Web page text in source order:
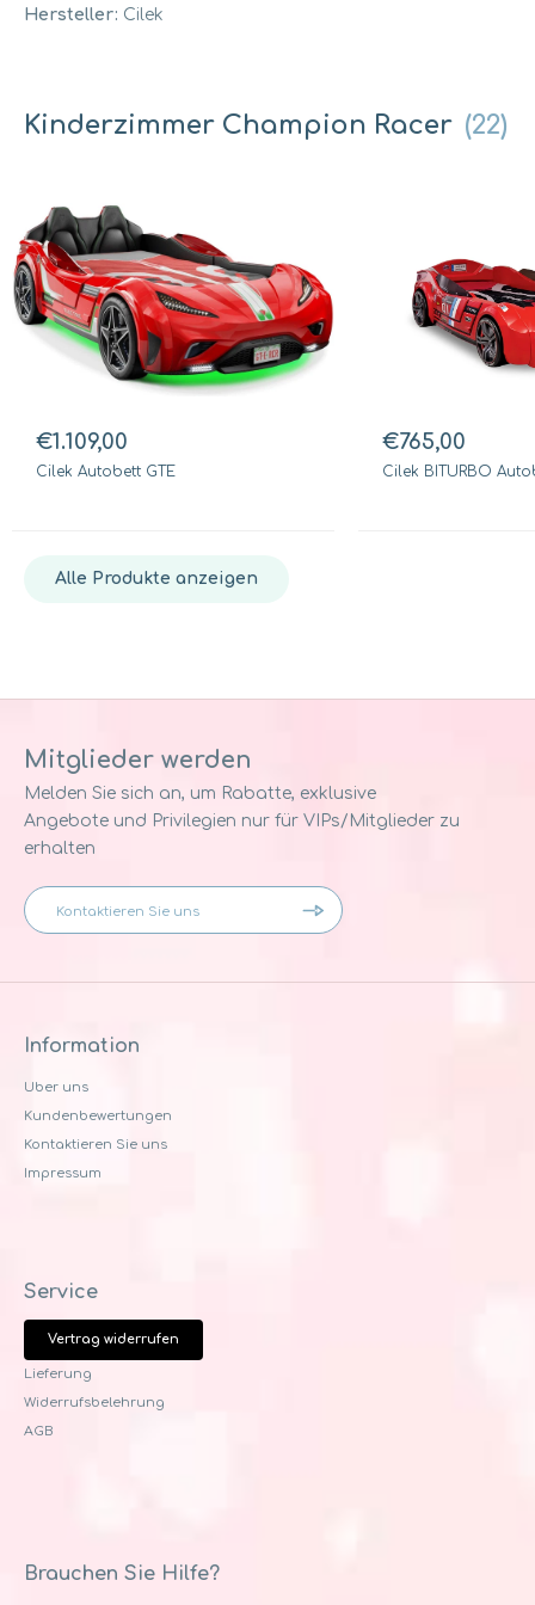
Hersteller: Cilek
Kinderzimmer Champion Racer (22)
€1.109,00
Cilek Autobett GTE
€765,00
Cilek BITURBO
Alle Produkte anzeigen
Mitglieder werden
Melden Sie sich an, um Rabatte, exklusive
Angebote und Privilegien nur für VIPs/Mitglieder zu
erhalten
Information
Uber uns
Kundenbewertungen
Kontaktieren Sie uns
Impressum
Service
Vertrag widerrufen
Lieferung
Widerrufsbelehrung
AGB
Brauchen Sie Hilfe?